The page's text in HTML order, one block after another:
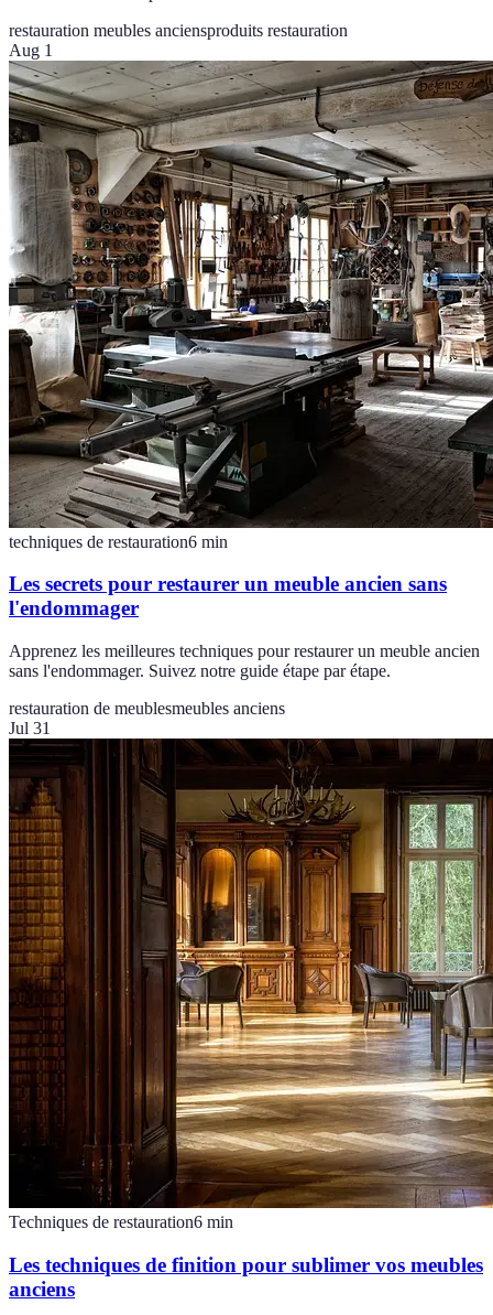
restauration meubles anciensproduits restauration
Aug 1
techniques de restauration6 min
Les secrets pour restaurer un meuble ancien sans
l'endommager
Apprenez les meilleures techniques pour restaurer un meuble ancien
sans l'endommager. Suivez notre guide étape par étape.
restauration de meublesmeubles anciens
Jul 31
Techniques de restauration6 min
Les techniques de finition pour sublimer vos meubles
anciens